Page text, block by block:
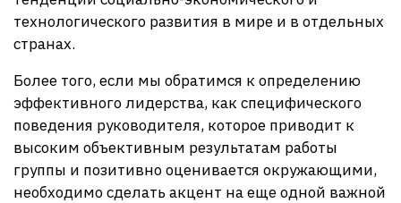
технологического развития в мире и в отдельных
странах.
Более того, если мы обратимся к определению
эффективного лидерства, как специфического
поведения руководителя, которое приводит к
высоким объективным результатам работы
группы и позитивно оценивается окружающими,
необходимо сделать акцент на еще одной важной